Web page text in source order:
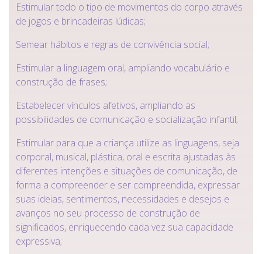
Estimular todo o tipo de movimentos do corpo através
de jogos e brincadeiras lúdicas;
Semear hábitos e regras de convivência social;
Estimular a linguagem oral, ampliando vocabulário e
construção de frases;
Estabelecer vínculos afetivos, ampliando as
possibilidades de comunicação e socialização infantil;
Estimular para que a criança utilize as linguagens, seja
corporal, musical, plástica, oral e escrita ajustadas às
diferentes intenções e situações de comunicação, de
forma a compreender e ser compreendida, expressar
suas ideias, sentimentos, necessidades e desejos e
avanços no seu processo de construção de
significados, enriquecendo cada vez sua capacidade
expressiva;